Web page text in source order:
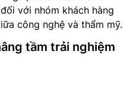
với nhóm khách hàng
công nghệ và thẩm mỹ.
tầm trải nghiệm